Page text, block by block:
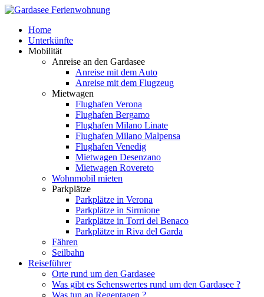
Home
Unterkünfte
Mobilität
Anreise an den Gardasee
Anreise mit dem Auto
Anreise mit dem Flugzeug
Mietwagen
Flughafen Verona
Flughafen Bergamo
Flughafen Milano Linate
Flughafen Milano Malpensa
Flughafen Venedig
Mietwagen Desenzano
Mietwagen Rovereto
Wohnmobil mieten
Parkplätze
Parkplätze in Verona
Parkplätze in Sirmione
Parkplätze in Torri del Benaco
Parkplätze in Riva del Garda
Fähren
Seilbahn
Reiseführer
Orte rund um den Gardasee
Was gibt es Sehenswertes rund um den Gardasee ?
Was tun an Regentagen ?